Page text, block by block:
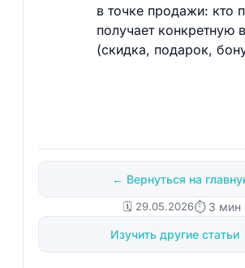
в точке продажи: кто
получает конкретную
(скидка, подарок,
← Вернуться на
🗓️ 29.05.2026⏱ 3 мин
Изучить другие статьи